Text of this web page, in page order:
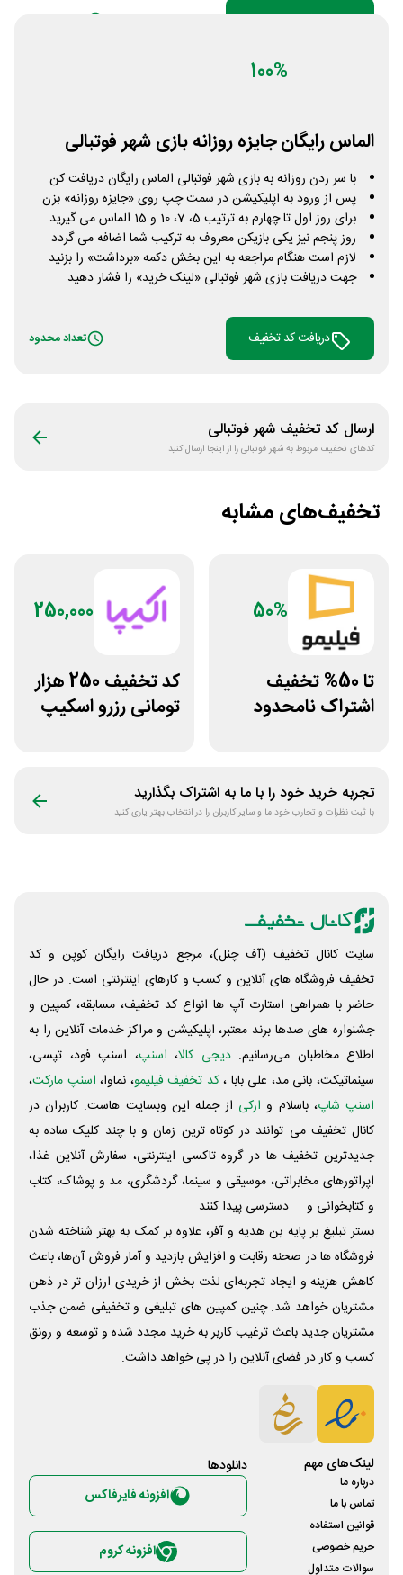
دریافت کد تخفیف
100%
الماس رایگان جایزه روزانه بازی شهر فوتبالی
با سر زدن روزانه به بازی شهر فوتبالی الماس رایگان دریافت کن
پس از ورود به اپلیکیشن در سمت چپ روی «جایزه روزانه» بزن
برای روز اول تا چهارم به ترتیب 5، 7، 10 و 15 الماس می گیرید
روز پنجم نیز یکی بازیکن معروف به ترکیب شما اضافه می گردد
لازم است هنگام مراجعه به این بخش دکمه «برداشت» را بزنید
جهت دریافت بازی شهر فوتبالی «لینک خرید» را فشار دهید
دریافت کد تخفیف تعداد محدود
ارسال کد تخفیف شهر فوتبالی
کدهای تخفیف مربوط بهشهر فوتبالیرا از اینجا ارسال کنید
تخفیف‌های مشابه
50%
تا 50% تخفیف
اشتراک نامحدود
250,000
کد تخفیف 250 هزار
تومانی رزرو اسکیپ
تجربه خرید خود را با ما به اشتراک بگذارید
با ثبت نظرات و تجارب خود ما و سایر کاربران را در انتخاب بهتر یاری کنید
سایت کانال تخفیف (آف چنل)، مرجع دریافت رایگان کوپن و کد
تخفیف فروشگاه های آنلاین و کسب و‌ کارهای اینترنتی است. در حال
حاضر با همراهی استارت آپ ها انواع کد تخفیف، مسابقه، کمپین و
جشنواره های صدها برند معتبر، اپلیکیشن و مراکز خدمات آنلاین را به
اطلاع مخاطبان می‌رسانیم. دیجی کالا، اسنپ، اسنپ فود، تپسی،
سینماتیکت، بانی مد، علی‌ بابا ،کد تخفیف فیلیمو، نماوا، اسنپ مارکت،
اسنپ شاپ، باسلام و ازکی از جمله این وبسایت ‌هاست. کاربران در
کانال تخفیف می توانند در کوتاه ترین زمان و با چند کلیک ساده به
جدیدترین تخفیف ها در گروه تاکسی اینترنتی، سفارش آنلاین غذا،
اپراتورهای مخابراتی، موسیقی و سینما، گردشگری، مد و پوشاک، کتاب
و کتابخوانی و ... دسترسی پیدا کنند.
بستر تبلیغ بر پایه بن هدیه و آفر، علاوه بر کمک به بهتر شناخته شدن
فروشگاه ها در صحنه رقابت و افزایش بازدید و آمار فروش آن‌ها، باعث
کاهش هزینه و ایجاد تجربه‌ای لذت بخش از خریدی ارزان تر در ذهن
مشتریان خواهد شد. چنین کمپین های تبلیغی و تخفیفی ضمن جذب
مشتریان جدید باعث ترغیب کاربر به خرید مجدد شده و توسعه و رونق
کسب و کار در فضای آنلاین را در پی خواهد داشت.
لینک‌های مهم
درباره ما
تماس با ما
قوانین استفاده
حریم خصوصی
سوالات متداول
دانلود‌ها
افزونه فایرفاکس
افزونه کروم